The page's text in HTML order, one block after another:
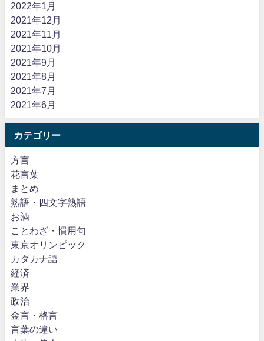
2022年1月
2021年12月
2021年11月
2021年10月
2021年9月
2021年8月
2021年7月
2021年6月
カテゴリー
方言
花言葉
まとめ
熟語・四文字熟語
お酒
ことわざ・慣用句
東京オリンピック
カタカナ語
経済
業界
政治
金言・格言
言葉の違い